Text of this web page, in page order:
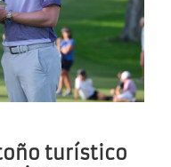
turístico